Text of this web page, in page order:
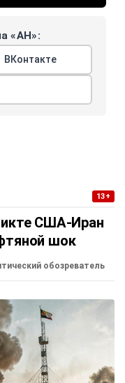
«АН»:
ВКонтакте
13+
США-Иран
шок
обозреватель